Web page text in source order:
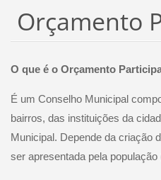
Orçamento
O que é o Orçamento
É um Conselho Municipal
bairros, das instituições da
Municipal. Depende da criação
ser apresentada pela